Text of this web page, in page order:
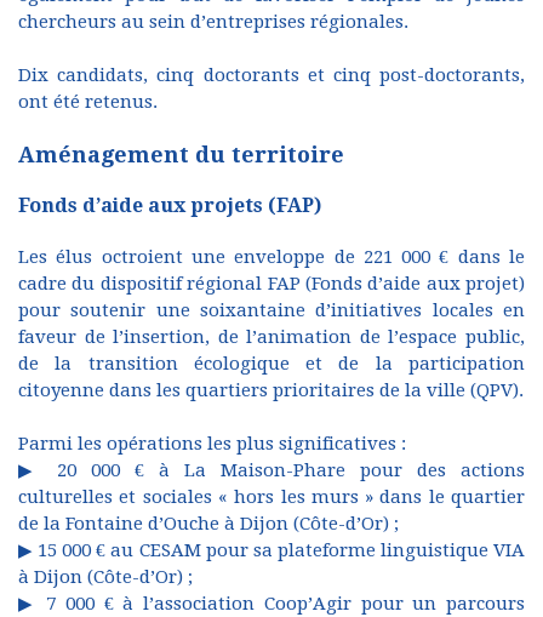
chercheurs au sein d’entreprises régionales.
Dix candidats, cinq doctorants et cinq post-doctorants,
ont été retenus.
Aménagement du territoire
Fonds d’aide aux projets (FAP)
Les élus octroient une enveloppe de 221 000 € dans le
cadre du dispositif régional FAP (Fonds d’aide aux projet)
pour soutenir une soixantaine d’initiatives locales en
faveur de l’insertion, de l’animation de l’espace public,
de la transition écologique et de la participation
citoyenne dans les quartiers prioritaires de la ville (QPV).
Parmi les opérations les plus significatives :
▶ 20 000 € à La Maison-Phare pour des actions
culturelles et sociales « hors les murs » dans le quartier
de la Fontaine d’Ouche à Dijon (Côte-d’Or) ;
▶ 15 000 € au CESAM pour sa plateforme linguistique VIA
à Dijon (Côte-d’Or) ;
▶ 7 000 € à l’association Coop’Agir pour un parcours